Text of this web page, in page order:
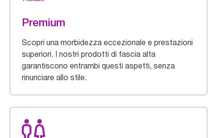
Premium
Scopri una morbidezza eccezionale e prestazioni
superiori. I nostri prodotti di fascia alta
garantiscono entrambi questi aspetti, senza
rinunciare allo stile.